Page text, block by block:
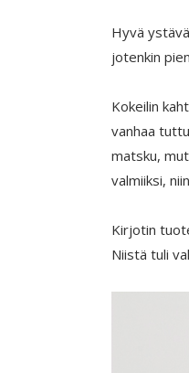
Hyvä
jotenkin
Kokeilin
vanhaa
matsku,
valmiiksi,
Kirjotin
Niistä tuli